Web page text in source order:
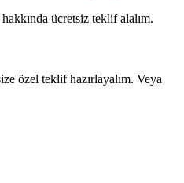
ücretsiz teklif alalım.
özel teklif hazırlayalım. Veya